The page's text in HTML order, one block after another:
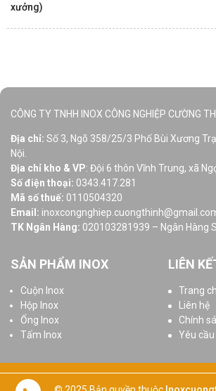
xưởng)
CÔNG TY TNHH INOX CÔNG NGHIỆP CƯỜNG
Địa chỉ: Số 3, Ngõ 358/25/3 Phố Bùi Xương
Nội.
Địa chỉ kho & VP: Đội 6 thôn Vĩnh Trung, xã
Số điện thoại: 0343.417.281
Mã số thuế: 0110504320
Email:
TK Ngân Hàng: 020103281939 – Ngân Hàng
SẢN PHẨM INOX
Cuộn Inox
Hộp Inox
Ống Inox
Tấm Inox
LIÊN
Trang
Liên hệ
Chính
Yêu